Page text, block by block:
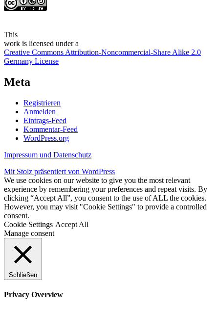
This
work is licensed under a
Creative Commons Attribution-Noncommercial-Share Alike 2.0
Germany License
Meta
Registrieren
Anmelden
Eintrags-Feed
Kommentar-Feed
WordPress.org
Impressum und Datenschutz
Mit Stolz präsentiert von WordPress
We use cookies on our website to give you the most relevant
experience by remembering your preferences and repeat visits. By
clicking “Accept All”, you consent to the use of ALL the cookies.
However, you may visit "Cookie Settings" to provide a controlled
consent.
Cookie Settings Accept All
Manage consent
Schließen
Privacy Overview